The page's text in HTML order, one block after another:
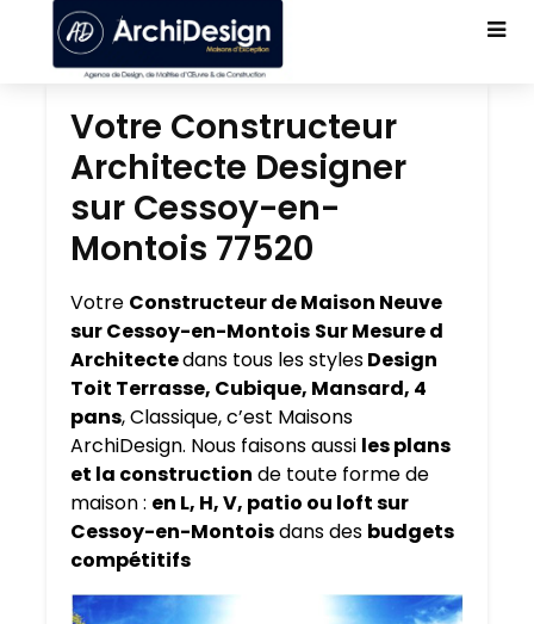
Votre Constructeur
Architecte Designer
sur Cessoy-en-
Montois 77520
Votre Constructeur de Maison Neuve
sur Cessoy-en-Montois Sur Mesure d
Architectedans tous les stylesDesign
Toit Terrasse, Cubique, Mansard, 4
pans, Classique, c’est Maisons
ArchiDesign. Nous faisons aussi les plans
et la construction de toute forme de
maison : en L, H, V, patio ou loft sur
Cessoy-en-Montoisdans des budgets
compétitifs